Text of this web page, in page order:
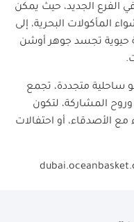
الفرع الجديد، حيث يمكن
المأكولات البحرية، إلى
حيوية تجسد جوهر أوشن
ساحلية متجددة، تجمع
وروح المشاركة، لتكون
مع الأصدقاء، أو احتفالات